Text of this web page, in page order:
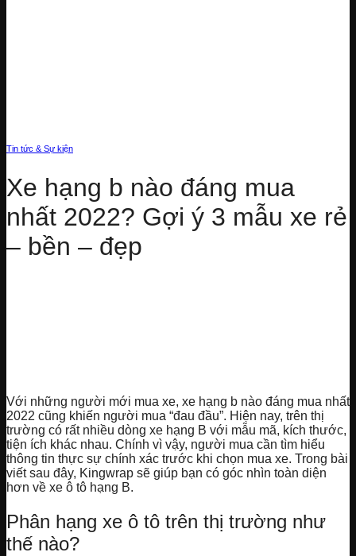
Tin tức & Sự kiện
Xe hạng b nào đáng mua
nhất 2022? Gợi ý 3 mẫu xe rẻ
– bền – đẹp
Với những người mới mua xe, xe hạng b nào đáng mua nhất
2022 cũng khiến người mua “đau đầu”. Hiện nay, trên thị
trường có rất nhiều dòng xe hạng B với mẫu mã, kích thước,
tiện ích khác nhau. Chính vì vậy, người mua cần tìm hiểu
thông tin thực sự chính xác trước khi chọn mua xe. Trong bài
viết sau đây, Kingwrap sẽ giúp bạn có góc nhìn toàn diện
hơn về xe ô tô hạng B.
Phân hạng xe ô tô trên thị trường như
thế nào?